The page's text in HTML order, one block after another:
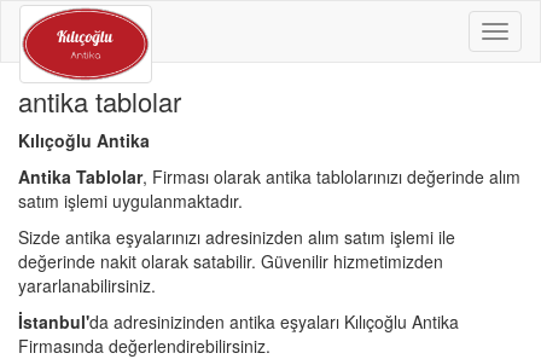
antika tablolar
Kılıçoğlu Antika
Antika Tablolar, Firması olarak antika tablolarınızı değerinde alım
satım işlemi uygulanmaktadır.
Sizde antika eşyalarınızı adresinizden alım satım işlemi ile
değerinde nakit olarak satabilir. Güvenilir hizmetimizden
yararlanabilirsiniz.
İstanbul'da adresinizinden antika eşyaları Kılıçoğlu Antika
Firmasında değerlendirebilirsiniz.